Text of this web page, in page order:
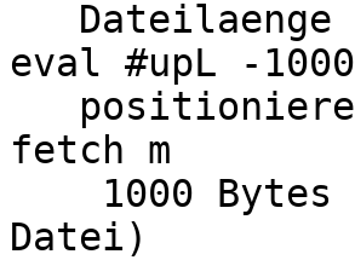
eval #upL -1000
fetch m
Datei)